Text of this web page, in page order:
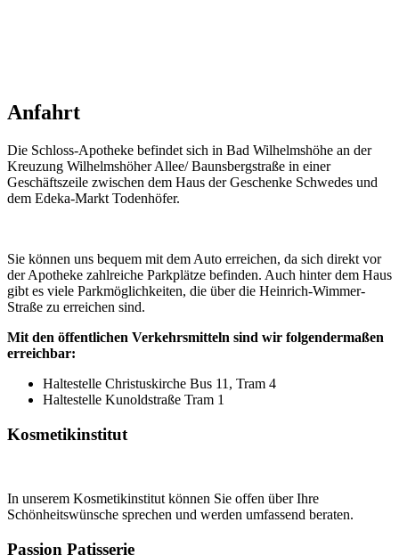
Anfahrt
Die Schloss-Apotheke befindet sich in Bad Wilhelmshöhe an der
Kreuzung Wilhelmshöher Allee/ Baunsbergstraße in einer
Geschäftszeile zwischen dem Haus der Geschenke Schwedes und
dem Edeka-Markt Todenhöfer.
Sie können uns bequem mit dem Auto erreichen, da sich direkt vor
der Apotheke zahlreiche Parkplätze befinden. Auch hinter dem Haus
gibt es viele Parkmöglichkeiten, die über die Heinrich-Wimmer-
Straße zu erreichen sind.
Mit den öffentlichen Verkehrsmitteln sind wir folgendermaßen
erreichbar:
Haltestelle Christuskirche Bus 11, Tram 4
Haltestelle Kunoldstraße Tram 1
Kosmetikinstitut
In unserem Kosmetikinstitut können Sie offen über Ihre
Schönheitswünsche sprechen und werden umfassend beraten.
Passion Patisserie